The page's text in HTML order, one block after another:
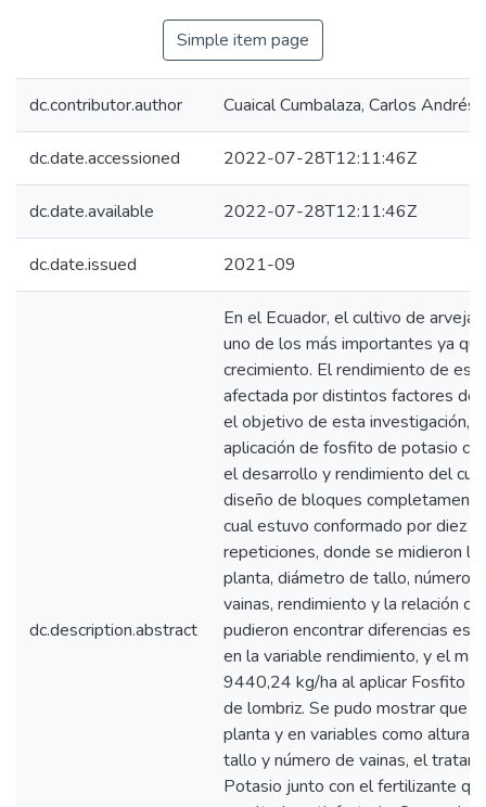
Simple item page
dc.contributor.author Cuaical Cumbalaza, Carlos Andrés
dc.date.accessioned 2022-07-28T12:11:46Z
dc.date.available 2022-07-28T12:11:46Z
dc.date.issued 2021-09
dc.description.abstract
En el Ecuador, el cultivo de arveja
uno de los más importantes ya
crecimiento. El rendimiento de
afectada por distintos factores de
el objetivo de esta investigación,
aplicación de fosfito de potasio
el desarrollo y rendimiento del
diseño de bloques
cual estuvo conformado por diez
repeticiones, donde se midieron
planta, diámetro de tallo, número
vainas, rendimiento y la relación
pudieron encontrar diferencias
en la variable rendimiento, y el
9440,24 kg/ha al aplicar Fosfito
de lombriz. Se pudo mostrar que
planta y en variables como altura
tallo y número de vainas, el
Potasio junto con el fertilizante